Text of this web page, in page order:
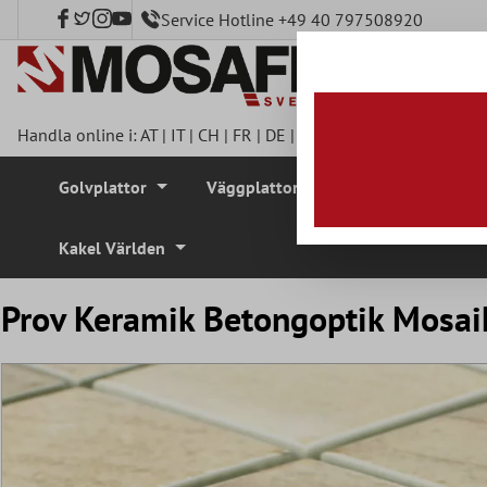
Service Hotline +49 40 797508920
Handla online i:AT| IT| CH | FR | DE |
Golvplattor Väggplattor
Kakel Världen
Prov Keramik Betongoptik